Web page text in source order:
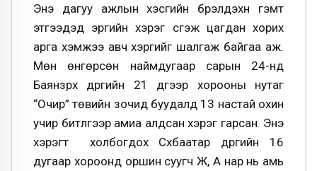
Энэ дагуу ажлын хэсгийн бүрэлдэхүүн гэмт
этгээдэд эрүүгийн хэрэг үүсгэж цагдан хорих
арга хэмжээ авч хэргийг шалгаж байгаа аж.
Мөн өнгөрсөн наймдугаар сарын 24-нд
Баянзүрх дүүргийн 21 дүгээр хорооны нутаг
“Очир” төвийн зочид буудалд 13 настай охин
учир битүүлгээр амиа алдсан хэрэг гарсан. Энэ
хэрэгт холбогдох Сүхбаатар дүүргийн 16
дугаар хороонд оршин суугч Ж, А нар нь амь